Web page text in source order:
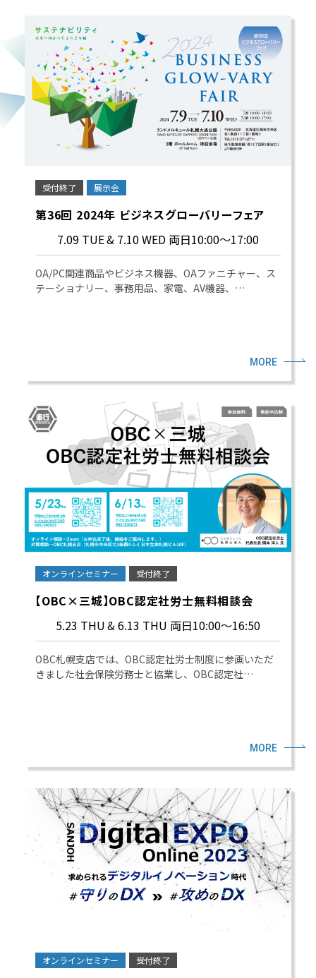
受付終了 展示会
第36回 2024年 ビジネスグローバリーフェア
7.09 TUE& 7.10 WED 両日10:00～17:00
OA/PC関連商品やビジネス機器、OAファニチャー、ス
テーショナリー、事務用品、家電、AV機器、…
MORE
オンラインセミナー 受付終了
【OBC×三城】OBC認定社労士無料相談会
5.23 THU& 6.13 THU 両日10:00～16:50
OBC札幌支店では、OBC認定社労士制度に参画いただ
きました社会保険労務士と協業し、OBC認定社…
MORE
オンラインセミナー 受付終了